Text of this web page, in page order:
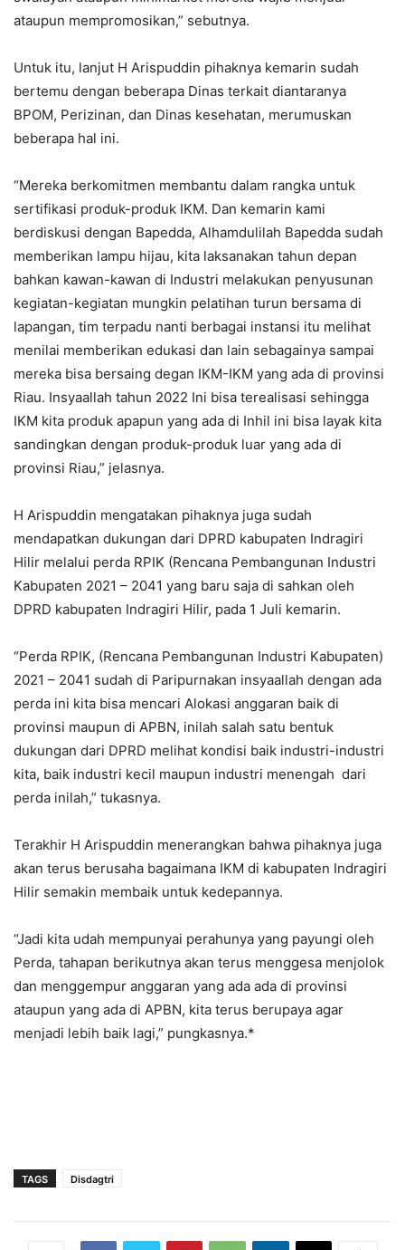
ataupun mempromosikan,” sebutnya.
Untuk itu, lanjut H Arispuddin pihaknya kemarin sudah
bertemu dengan beberapa Dinas terkait diantaranya
BPOM, Perizinan, dan Dinas kesehatan, merumuskan
beberapa hal ini.
“Mereka berkomitmen membantu dalam rangka untuk
sertifikasi produk-produk IKM. Dan kemarin kami
berdiskusi dengan Bapedda, Alhamdulilah Bapedda sudah
memberikan lampu hijau, kita laksanakan tahun depan
bahkan kawan-kawan di Industri melakukan penyusunan
kegiatan-kegiatan mungkin pelatihan turun bersama di
lapangan, tim terpadu nanti berbagai instansi itu melihat
menilai memberikan edukasi dan lain sebagainya sampai
mereka bisa bersaing degan IKM-IKM yang ada di provinsi
Riau. Insyaallah tahun 2022 Ini bisa terealisasi sehingga
IKM kita produk apapun yang ada di Inhil ini bisa layak kita
sandingkan dengan produk-produk luar yang ada di
provinsi Riau,” jelasnya.
H Arispuddin mengatakan pihaknya juga sudah
mendapatkan dukungan dari DPRD kabupaten Indragiri
Hilir melalui perda RPIK (Rencana Pembangunan Industri
Kabupaten 2021 – 2041 yang baru saja di sahkan oleh
DPRD kabupaten Indragiri Hilir, pada 1 Juli kemarin.
“Perda RPIK, (Rencana Pembangunan Industri Kabupaten)
2021 – 2041 sudah di Paripurnakan insyaallah dengan ada
perda ini kita bisa mencari Alokasi anggaran baik di
provinsi maupun di APBN, inilah salah satu bentuk
dukungan dari DPRD melihat kondisi baik industri-industri
kita, baik industri kecil maupun industri menengah dari
perda inilah,” tukasnya.
Terakhir H Arispuddin menerangkan bahwa pihaknya juga
akan terus berusaha bagaimana IKM di kabupaten Indragiri
Hilir semakin membaik untuk kedepannya.
“Jadi kita udah mempunyai perahunya yang payungi oleh
Perda, tahapan berikutnya akan terus menggesa menjolok
dan menggempur anggaran yang ada ada di provinsi
ataupun yang ada di APBN, kita terus berupaya agar
menjadi lebih baik lagi,” pungkasnya.*
TAGS Disdagtri